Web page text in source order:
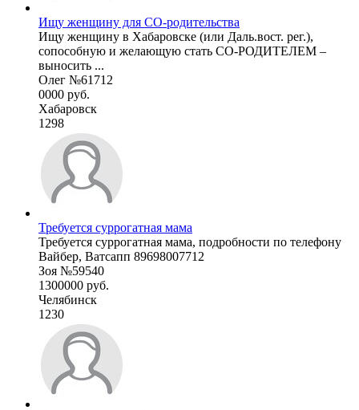
Ищу женщину для СО-родительства
Ищу женщину в Хабаровске (или Даль.вост. рег.),
сопособную и желающую стать СО-РОДИТЕЛЕМ –
выносить ...
Олег №61712
0000 руб.
Хабаровск
1298
Требуется суррогатная мама
Требуется суррогатная мама, подробности по телефону
Вайбер, Ватсапп 89698007712
Зоя №59540
1300000 руб.
Челябинск
1230